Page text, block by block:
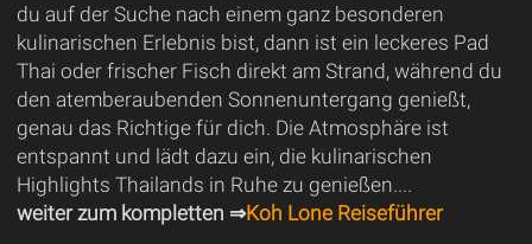
du auf der Suche nach einem ganz besonderen
kulinarischen Erlebnis bist, dann ist ein leckeres Pad
Thai oder frischer Fisch direkt am Strand, während du
den atemberaubenden Sonnenuntergang genießt,
genau das Richtige für dich. Die Atmosphäre ist
entspannt und lädt dazu ein, die kulinarischen
Highlights Thailands in Ruhe zu genießen....
weiter zum kompletten ⇒Koh Lone Reiseführer